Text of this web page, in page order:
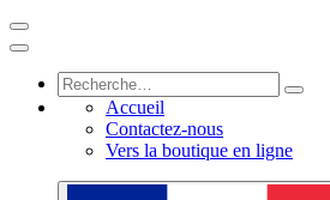
Accueil
Contactez-nous
Vers la boutique en ligne